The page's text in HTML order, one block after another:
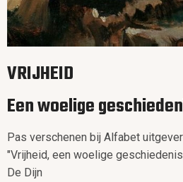
VRIJHEID
Een woelige
Pas verschenen bij Alfabet
"Vrijheid, een woelige
De Dijn